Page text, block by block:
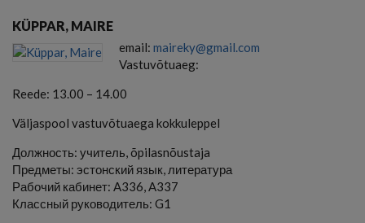
KÜPPAR, MAIRE
email: maireky@gmail.com
Vastuvõtuaeg:
Reede: 13.00 – 14.00
Väljaspool vastuvõtuaega kokkuleppel
Должность: учитель, õpilasnõustaja
Предметы: эстонский язык, литература
Рабочий кабинет: A336, A337
Классный руководитель: G1